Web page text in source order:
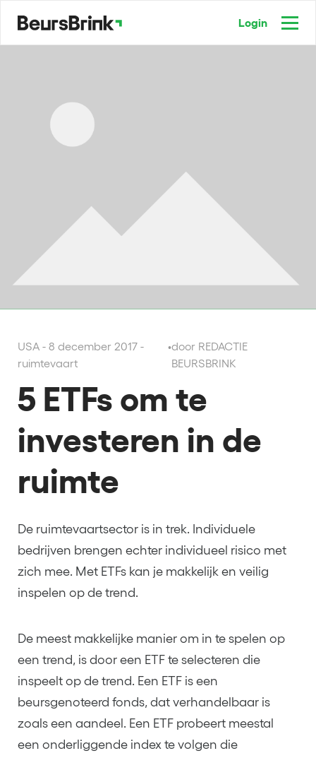
Login
USA - 8 december 2017 -
ruimtevaart
•door REDACTIE
BEURSBRINK
5 ETFs om te
investeren in de
ruimte
De ruimtevaartsector is in trek. Individuele
bedrijven brengen echter individueel risico met
zich mee. Met ETFs kan je makkelijk en veilig
inspelen op de trend.
De meest makkelijke manier om in te spelen op
een trend, is door een ETF te selecteren die
inspeelt op de trend. Een ETF is een
beursgenoteerd fonds, dat verhandelbaar is
zoals een aandeel. Een ETF probeert meestal
een onderliggende index te volgen die